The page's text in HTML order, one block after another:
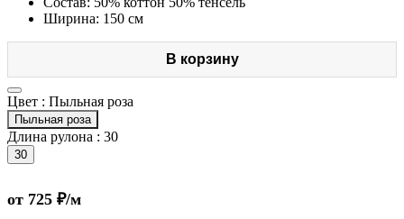
Ширина: 150 см
В корзину
Цвет : Пыльная роза
Пыльная роза
Длина рулона : 30
30
от 725 ₽/м